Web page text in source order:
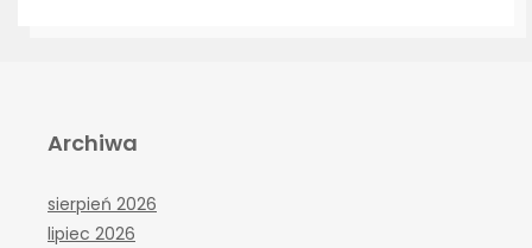
Archiwa
sierpień 2026
lipiec 2026